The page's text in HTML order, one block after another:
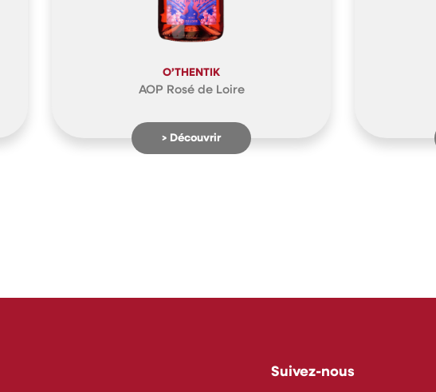
O’THENTIK
AOP Rosé de Loire
> Découvrir
Suivez-nous